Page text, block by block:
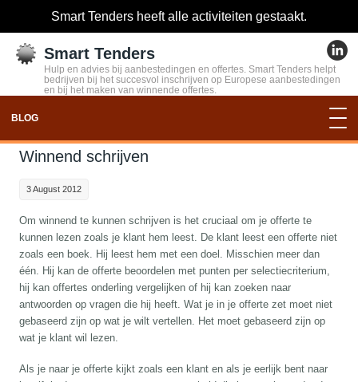
Smart Tenders heeft alle activiteiten gestaakt.
Smart Tenders
Hulp en advies bij aanbestedingen en offertes. Smart Tenders helpt
bedrijven bij het succesvol inschrijven op Europese aanbestedingen
en bij het maken van winnende offertes.
BLOG
Winnend schrijven
3 August 2012
Om winnend te kunnen schrijven is het cruciaal om je offerte te
kunnen lezen zoals je klant hem leest. De klant leest een offerte niet
zoals een boek. Hij leest hem met een doel. Misschien meer dan
één. Hij kan de offerte beoordelen met punten per selectiecriterium,
hij kan offertes onderling vergelijken of hij kan zoeken naar
antwoorden op vragen die hij heeft. Wat je in je offerte zet moet niet
gebaseerd zijn op wat je wilt vertellen. Het moet gebaseerd zijn op
wat je klant wil lezen.
Als je naar je offerte kijkt zoals een klant en als je eerlijk bent naar